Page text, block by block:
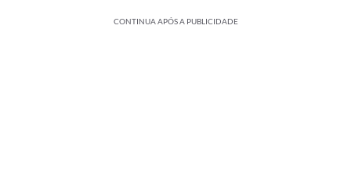
CONTINUA APÓS A PUBLICIDADE